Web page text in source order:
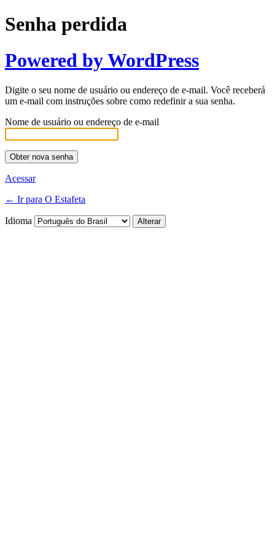
Senha perdida
Powered by WordPress
Digite o seu nome de usuário ou endereço de e-mail. Você receberá
um e-mail com instruções sobre como redefinir a sua senha.
Nome de usuário ou endereço de e-mail
Acessar
← Ir para O Estafeta
Idioma